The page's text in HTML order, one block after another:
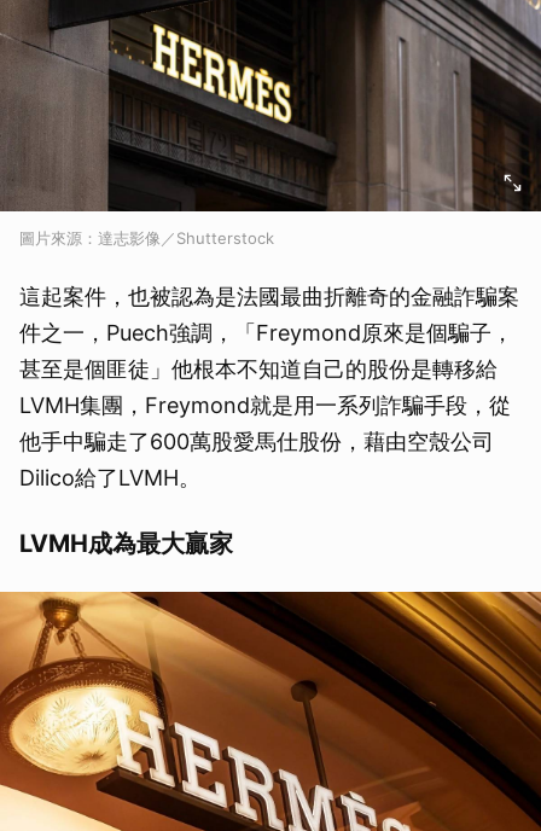
圖片來源：達志影像／Shutterstock
這起案件，也被認為是法國最曲折離奇的金融詐騙案
件之一，Puech強調，「Freymond原來是個騙子，
甚至是個匪徒」他根本不知道自己的股份是轉移給
LVMH集團，Freymond就是用一系列詐騙手段，從
他手中騙走了600萬股愛馬仕股份，藉由空殼公司
Dilico給了LVMH。
LVMH成為最大贏家